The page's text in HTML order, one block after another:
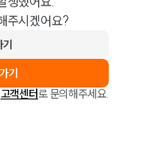
주시겠어요?
기
기
고객센터로 문의해주세요.